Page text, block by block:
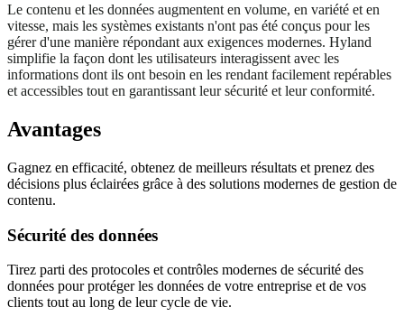
Le contenu et les données augmentent en volume, en variété et en
vitesse, mais les systèmes existants n'ont pas été conçus pour les
gérer d'une manière répondant aux exigences modernes. Hyland
simplifie la façon dont les utilisateurs interagissent avec les
informations dont ils ont besoin en les rendant facilement repérables
et accessibles tout en garantissant leur sécurité et leur conformité.
Avantages
Gagnez en efficacité, obtenez de meilleurs résultats et prenez des
décisions plus éclairées grâce à des solutions modernes de gestion de
contenu.
Sécurité des données
Tirez parti des protocoles et contrôles modernes de sécurité des
données pour protéger les données de votre entreprise et de vos
clients tout au long de leur cycle de vie.